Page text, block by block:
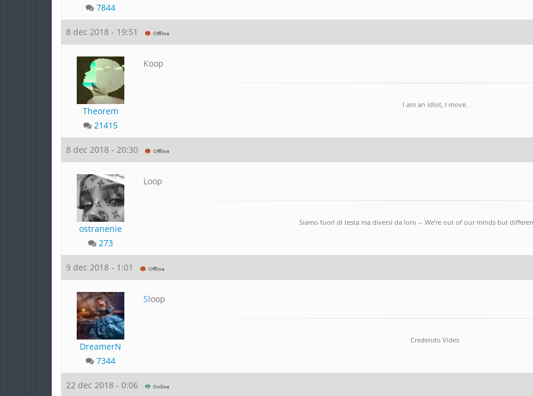
7844
8 dec 2018 - 19:51
Theorem
21415
Koop
I am an idiot, I move.
8 dec 2018 - 20:30
ostranenie
273
Loop
Siamo fuori di testa ma diversi da loro -- We’re out of our minds but
9 dec 2018 - 1:01
DreamerN
7344
Sloop
Credendo Vides
22 dec 2018 - 0:06